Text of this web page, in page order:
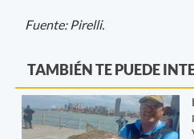
Fuente: Pirelli.
TAMBIÉN TE PUEDE